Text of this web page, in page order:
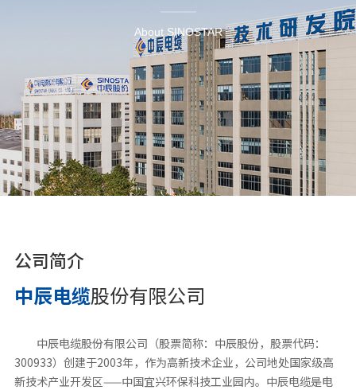
About SINOSTAR
公司简介
中辰电缆股份有限公司
中辰电缆股份有限公司（股票简称：中辰股份，股票代码：
300933）创建于2003年，作为高新技术企业，公司地处国家级高
新技术产业开发区——中国宜兴环保科技工业园内。中辰电缆是电